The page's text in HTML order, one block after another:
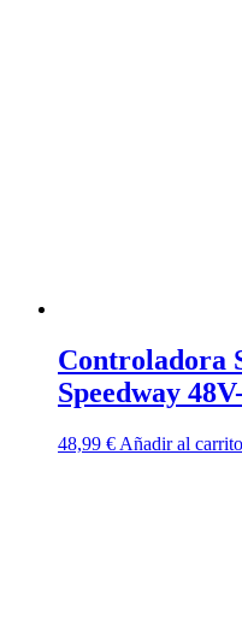
Controladora
Speedway
48,99 € Añadir al carrito